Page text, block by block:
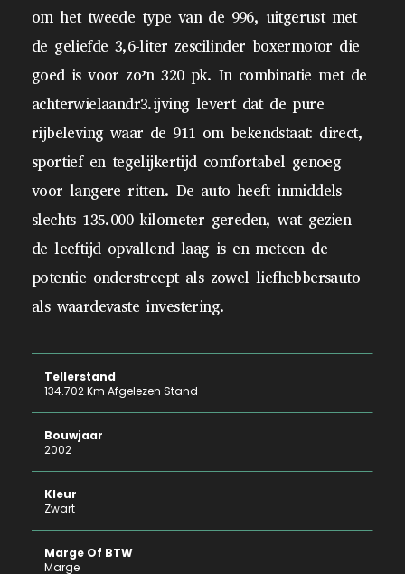
om het tweede type van de 996, uitgerust met
de geliefde 3,6-liter zescilinder boxermotor die
goed is voor zo’n 320 pk. In combinatie met de
achterwielaandr3.ijving levert dat de pure
rijbeleving waar de 911 om bekendstaat: direct,
sportief en tegelijkertijd comfortabel genoeg
voor langere ritten. De auto heeft inmiddels
slechts 135.000 kilometer gereden, wat gezien
de leeftijd opvallend laag is en meteen de
potentie onderstreept als zowel liefhebbersauto
als waardevaste investering.
Tellerstand
134.702 Km Afgelezen Stand
Bouwjaar
2002
Kleur
Zwart
Marge Of BTW
Marge